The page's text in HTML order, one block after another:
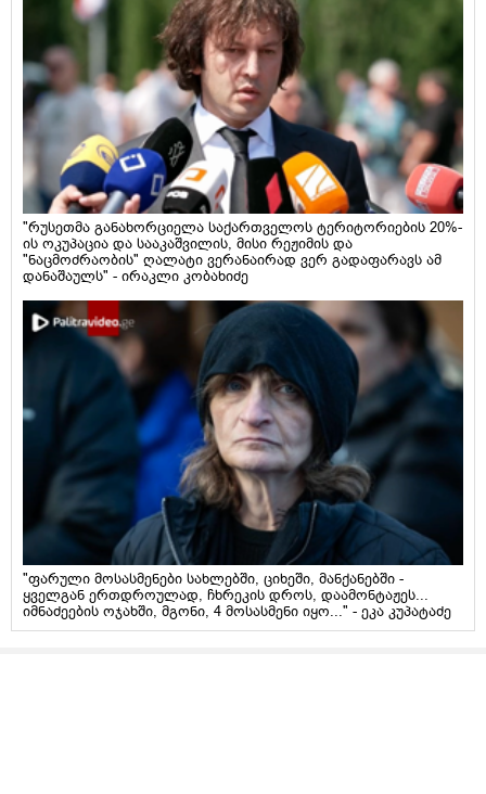
"რუსეთმა განახორციელა საქართველოს ტერიტორიების 20%-
ის ოკუპაცია და სააკაშვილის, მისი რეჟიმის და
"ნაცმოძრაობის" ღალატი ვერანაირად ვერ გადაფარავს ამ
დანაშაულს" - ირაკლი კობახიძე
"ფარული მოსასმენები სახლებში, ციხეში, მანქანებში -
ყველგან ერთდროულად, ჩხრეკის დროს, დაამონტაჟეს...
იმნაძეების ოჯახში, მგონი, 4 მოსასმენი იყო..." - ეკა კუპატაძე